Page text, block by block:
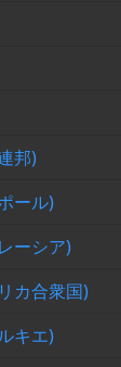
邦)
ール)
ーシア)
カ合衆国)
キエ)